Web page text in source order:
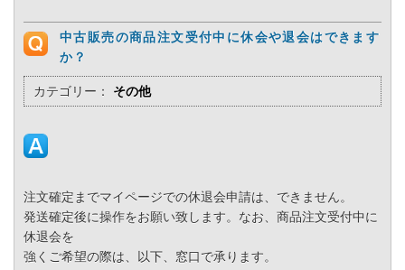
中古販売の商品注文受付中に休会や退会はできます
か？
カテゴリー： その他
注文確定までマイページでの休退会申請は、できません。
発送確定後に操作をお願い致します。なお、商品注文受付中に
休退会を
強くご希望の際は、以下、窓口で承ります。